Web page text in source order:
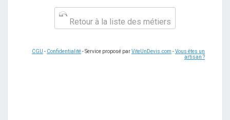
Retour à la liste des métiers
CGU - Confidentialité- Service proposé parViteUnDevis.com -Vous êtes un
artisan ?